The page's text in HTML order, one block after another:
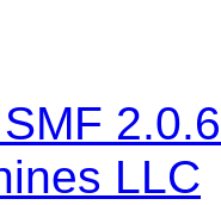
2.0.6
LLC